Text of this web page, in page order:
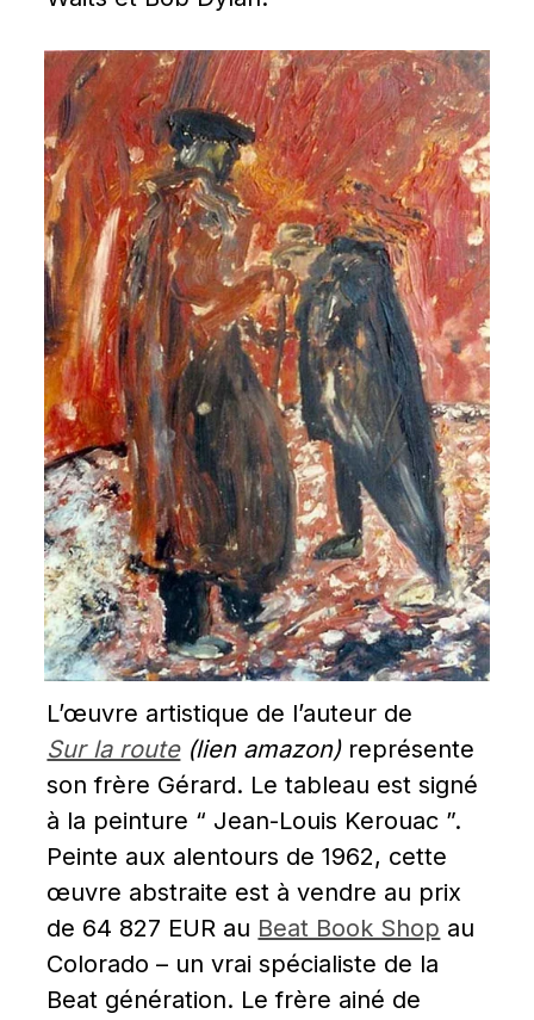
L’œuvre artistique de l’auteur de
Sur la route (lien amazon) représente
son frère Gérard. Le tableau est signé
à la peinture “ Jean-Louis Kerouac ”.
Peinte aux alentours de 1962, cette
œuvre abstraite est à vendre au prix
de 64 827 EUR au Beat Book Shop au
Colorado – un vrai spécialiste de la
Beat génération. Le frère ainé de